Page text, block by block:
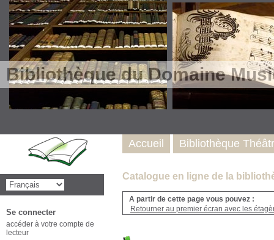
Bibliothèque du Domaine
Catalogue en ligne de la
A partir de cette page vous pouvez :
Retourner au premier écran avec les
Accueil Bibliothèque
Se connecter
accéder à votre compte de
lecteur